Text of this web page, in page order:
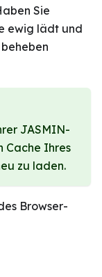
Sie
ewig lädt und
JASMIN-
Cache Ihres
zu laden.
Browser-